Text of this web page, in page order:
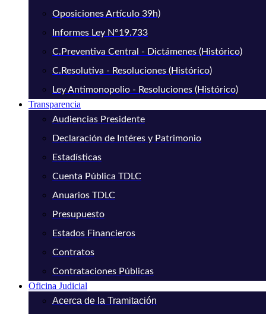
Oposiciones Artículo 39h)
Informes Ley N°19.733
C.Preventiva Central - Dictámenes (Histórico)
C.Resolutiva - Resoluciones (Histórico)
Ley Antimonopolio - Resoluciones (Histórico)
Transparencia
Audiencias Presidente
Declaración de Intéres y Patrimonio
Estadísticas
Cuenta Pública TDLC
Anuarios TDLC
Presupuesto
Estados Financieros
Contratos
Contrataciones Públicas
Oficina Judicial
Acerca de la Tramitación